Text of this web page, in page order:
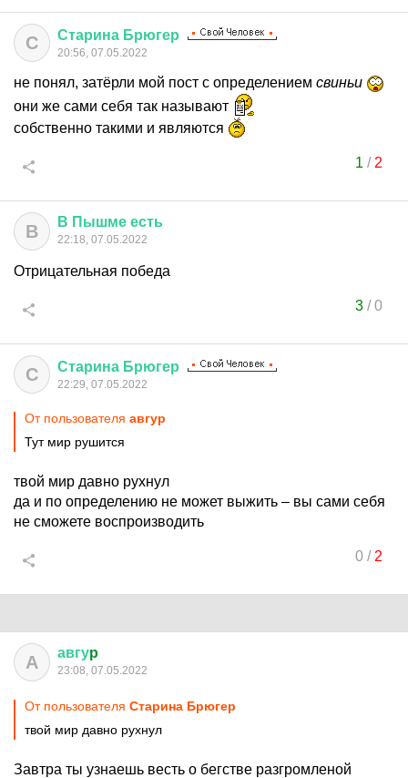
С Старина Брюгер
20:56, 07.05.2022
не понял, затёрли мой пост с определением свиньи
они же сами себя так называют
собственно такими и являются
1 / 2
В В Пышме есть
22:18, 07.05.2022
Отрицательная победа
3/0
С Старина Брюгер
22:29, 07.05.2022
От пользователя авгуp
Тут мир рушится
твой мир давно рухнул
да и по определению не может выжить – вы сами себя
не сможете воспроизводить
0/ 2
А авгуp
23:08, 07.05.2022
От пользователя Старина Брюгер
твой мир давно рухнул
Завтра ты узнаешь весть о бегстве разгромленой